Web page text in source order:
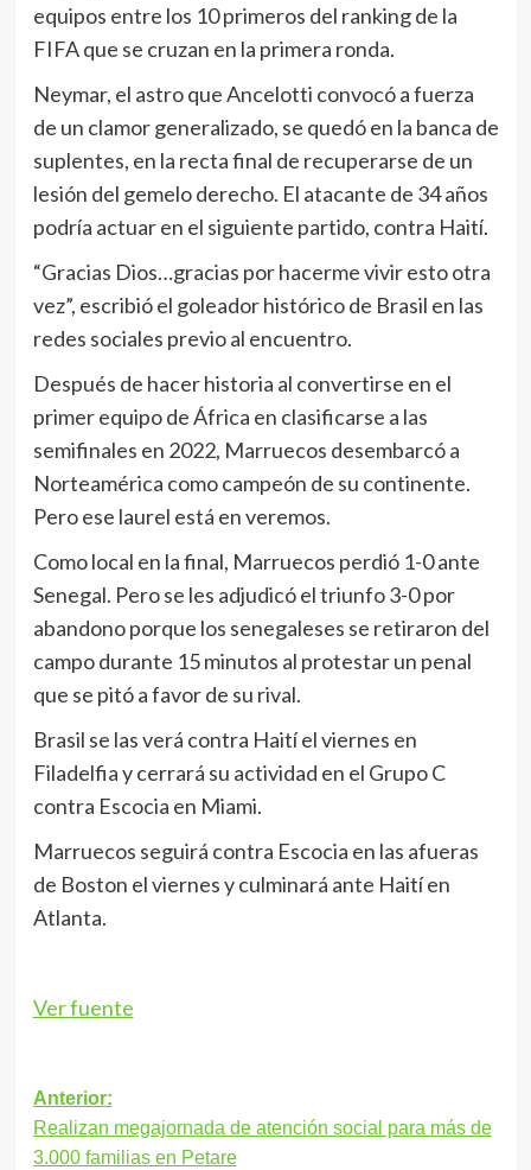
equipos entre los 10 primeros del ranking de la
FIFA que se cruzan en la primera ronda.
Neymar, el astro que Ancelotti convocó a fuerza
de un clamor generalizado, se quedó en la banca de
suplentes, en la recta final de recuperarse de un
lesión del gemelo derecho. El atacante de 34 años
podría actuar en el siguiente partido, contra Haití.
“Gracias Dios…gracias por hacerme vivir esto otra
vez”, escribió el goleador histórico de Brasil en las
redes sociales previo al encuentro.
Después de hacer historia al convertirse en el
primer equipo de África en clasificarse a las
semifinales en 2022, Marruecos desembarcó a
Norteamérica como campeón de su continente.
Pero ese laurel está en veremos.
Como local en la final, Marruecos perdió 1-0 ante
Senegal. Pero se les adjudicó el triunfo 3-0 por
abandono porque los senegaleses se retiraron del
campo durante 15 minutos al protestar un penal
que se pitó a favor de su rival.
Brasil se las verá contra Haití el viernes en
Filadelfia y cerrará su actividad en el Grupo C
contra Escocia en Miami.
Marruecos seguirá contra Escocia en las afueras
de Boston el viernes y culminará ante Haití en
Atlanta.
Ver fuente
Navegación
de
Anterior:
Realizan megajornada de atención social para más de
3.000 familias en Petare